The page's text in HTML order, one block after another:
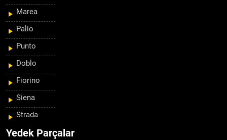
Marea
Palio
Punto
Doblo
Fiorino
Siena
Strada
Yedek Parçalar